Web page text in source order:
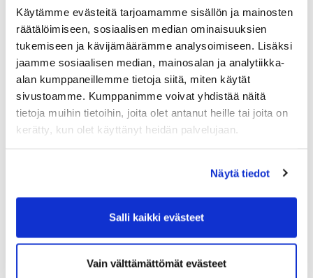
Käytämme evästeitä tarjoamamme sisällön ja mainosten
räätälöimiseen, sosiaalisen median ominaisuuksien
tukemiseen ja kävijämäärämme analysoimiseen. Lisäksi
jaamme sosiaalisen median, mainosalan ja analytiikka-
alan kumppaneillemme tietoja siitä, miten käytät
sivustoamme. Kumppanimme voivat yhdistää näitä
tietoja muihin tietoihin, joita olet antanut heille tai joita on
kerätty, kun olet käyttänyt heidän palvelujaan.
Näytä tiedot
Salli kaikki evästeet
Vain välttämättömät evästeet
Sähköinen vientiasiakirjat.fi -palvelu toimii täysin
normaalisti.
Mikäli tarvitsette vientiasiakirjat.fi -palvelun kautta
asiakirjat voi noutaa Villatehtaan infosta hakemusten
saapumista seuraavana arkipäivänä klo 12.00 jälkeen.
Jos olette valinneet toimitustavaksi ”kauppakamari
postittaa”, asiakirjat postitetaan saapumista seuraavana
Näin tavoitat meidät:
Tuija Hämäläinen,tuija.hamalainen@rihykauppakamari.fi
tai 040 197 9691 (lomalla 28.6. – 23.7.)